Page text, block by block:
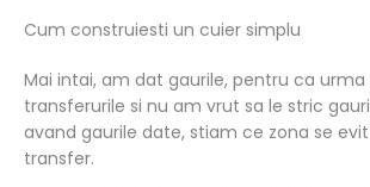
Cum construiesti un cuier simplu
Mai intai, am dat gaurile, pentru ca urma
transferurile si nu am vrut sa le stric
avand gaurile date, stiam ce zona se
transfer.